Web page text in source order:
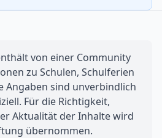
von einer Community
zu Schulen, Schulferien
Angaben sind unverbindlich
Für die Richtigkeit,
Aktualität der Inhalte wird
übernommen.